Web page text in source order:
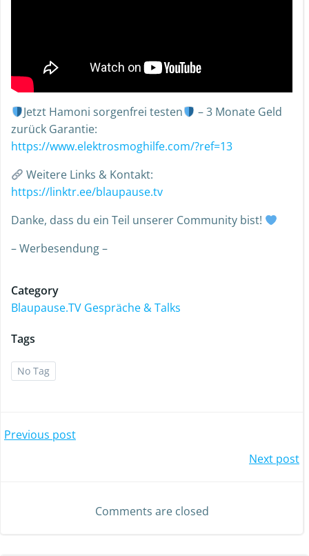
Jetzt Hamoni sorgenfrei testen
– 3 Monate Geld
zurück Garantie:
https://www.elektrosmoghilfe.com/?ref=13
Weitere Links & Kontakt:
https://linktr.ee/blaupause.tv
Danke, dass du ein Teil unserer Community bist!
– Werbesendung –
Category
Blaupause.TV Gespräche & Talks
Tags
No Tag
Previous post
Next post
Comments are closed